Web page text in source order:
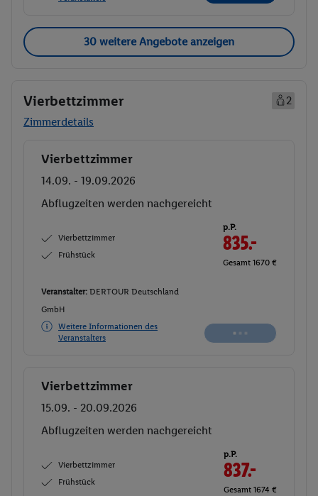
30 weitere Angebote anzeigen
Vierbettzimmer
2
Zimmerdetails
Buchen
Vierbettzimmer
14.09. - 19.09.2026
Abflugzeiten werden nachgereicht
Vierbettzimmer
Frühstück
p.P.
835.-
Gesamt 1670 €
Veranstalter: DERTOUR Deutschland
GmbH
Weitere Informationen des
Veranstalters
Buchen
Vierbettzimmer
15.09. - 20.09.2026
Abflugzeiten werden nachgereicht
Vierbettzimmer
Frühstück
p.P.
837.-
Gesamt 1674 €